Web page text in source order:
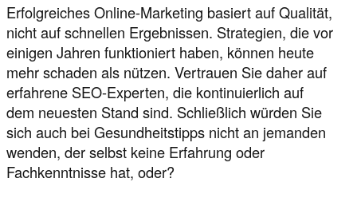
Erfolgreiches Online-Marketing basiert auf Qualität,
nicht auf schnellen Ergebnissen. Strategien, die vor
einigen Jahren funktioniert haben, können heute
mehr schaden als nützen. Vertrauen Sie daher auf
erfahrene SEO-Experten, die kontinuierlich auf
dem neuesten Stand sind. Schließlich würden Sie
sich auch bei Gesundheitstipps nicht an jemanden
wenden, der selbst keine Erfahrung oder
Fachkenntnisse hat, oder?